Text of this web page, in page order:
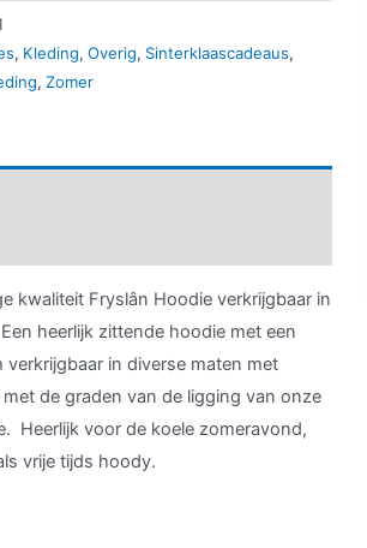
, Kleding, Overig, Sinterklaascadeaus,
, Zomer
kwaliteit Fryslân Hoodie verkrijgbaar in
heerlijk zittende hoodie met een
verkrijgbaar in diverse maten met
de graden van de ligging van onze
Heerlijk voor de koele zomeravond,
vrije tijds hoody.